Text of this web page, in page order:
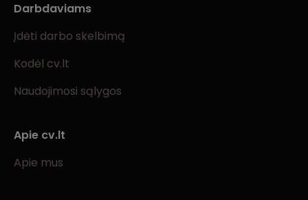
Darbdaviams
Įdėti darbo skelbimą
Kodėl cv.lt
Naudojimosi sąlygos
Apie cv.lt
Apie mus